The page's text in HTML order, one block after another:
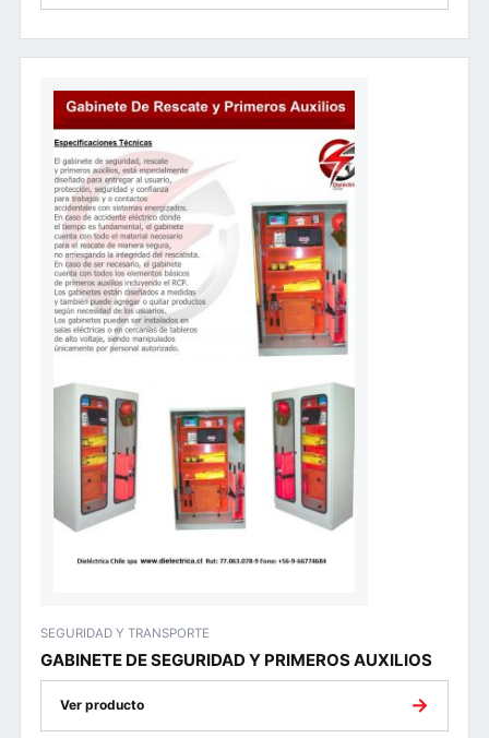
SEGURIDAD Y TRANSPORTE
GABINETE DE SEGURIDAD Y PRIMEROS AUXILIOS
Ver producto →